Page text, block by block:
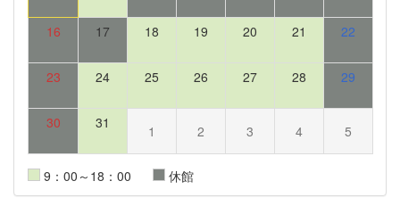
16 17 18 19 20 21 22
23 24 25 26 27 28 29
30 31 1 2 3 4 5
9：00～18：00 休館